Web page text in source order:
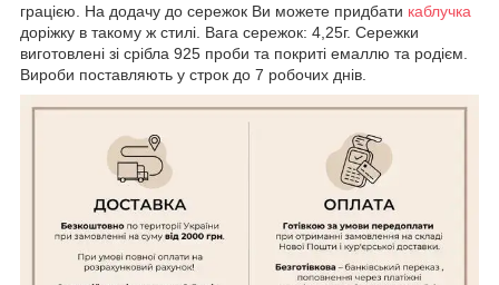
грацією. На додачу до сережок Ви можете придбати каблучка
доріжку в такому ж стилі. Вага сережок: 4,25г. Сережки
виготовлені зі срібла 925 проби та покриті емаллю та родієм.
Вироби поставляють у строк до 7 робочих днів.